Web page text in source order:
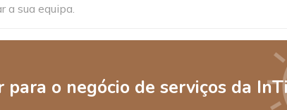
a sua equipa.
o negócio de serviços da